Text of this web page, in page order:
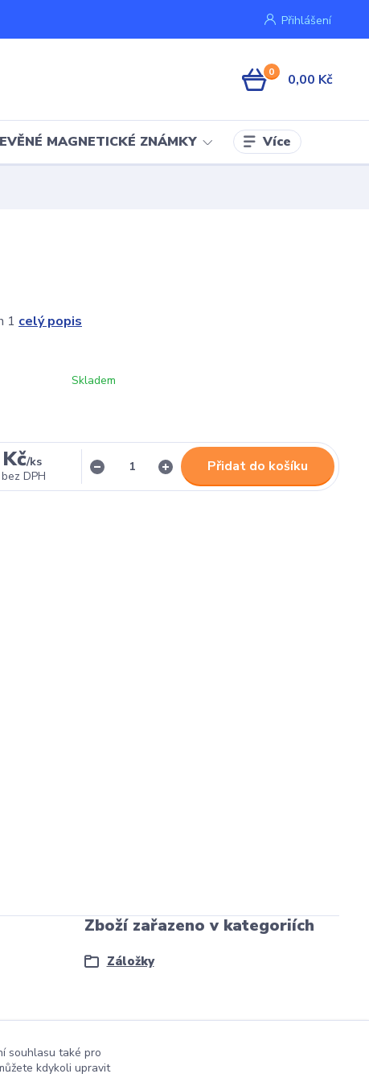
Přihlášení
0 0,00 Kč
MAGNETICKÉ ZNÁMKY Více
1 celý popis
Skladem
/ks
bez DPH
Přidat do košíku
Zboží zařazeno v kategoriích
Záložky
souhlasu také pro
kdykoli upravit